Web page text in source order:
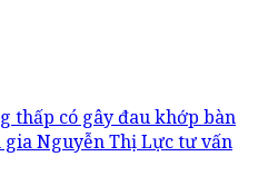
thấp có gây đau khớp bàn
gia Nguyễn Thị Lực tư vấn